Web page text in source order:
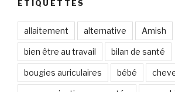
ÉTIQUETTES
allaitement alternative Amish
bien être au travail bilan de santé
bougies auriculaires bébé